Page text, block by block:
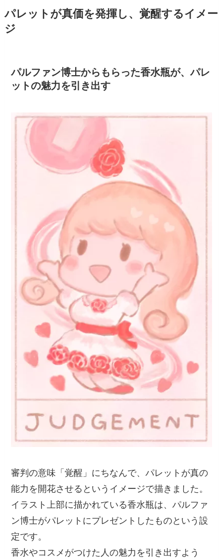
パレットが真価を発揮し、覚醒するイメー
ジ
パルファン博士からもらった香水瓶が、パレ
ットの魅力を引き出す
審判の意味「覚醒」にちなんで、パレットが真の
能力を開花させるというイメージで描きました。
イラスト上部に描かれている香水瓶は、パルファ
ン博士がパレットにプレゼントしたものという設
定です。
香水やコスメがつけた人の魅力を引き出すよう